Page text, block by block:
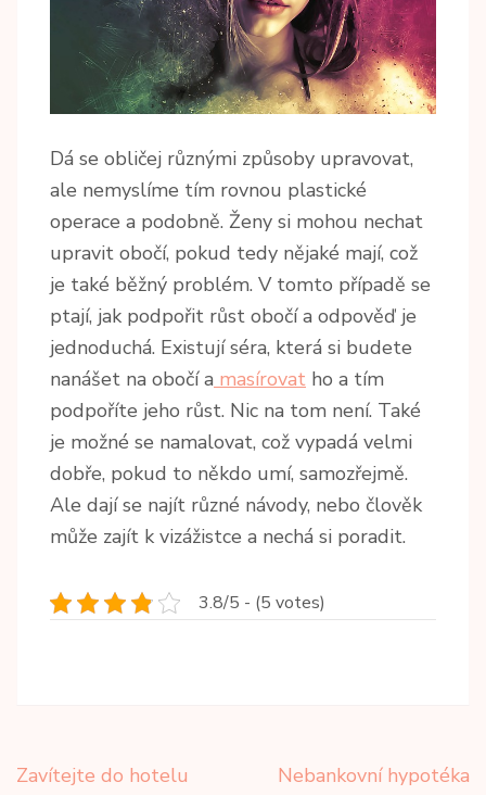
Dá se obličej různými způsoby upravovat,
ale nemyslíme tím rovnou plastické
operace a podobně. Ženy si mohou nechat
upravit obočí, pokud tedy nějaké mají, což
je také běžný problém. V tomto případě se
ptají, jak podpořit růst obočía odpověď je
jednoduchá. Existují séra, která si budete
nanášet na obočí a masírovat ho a tím
podpoříte jeho růst. Nic na tom není. Také
je možné se namalovat, což vypadá velmi
dobře, pokud to někdo umí, samozřejmě.
Ale dají se najít různé návody, nebo člověk
může zajít k vizážistce a nechá si poradit.
3.8/5 - (5 votes)
Navigace
Zavítejte do hotelu
Nebankovní hypotéka